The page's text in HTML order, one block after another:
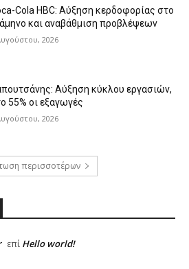
Cola HBC: Αύξηση κερδοφορίας στο
και αναβάθμιση προβλέψεων
2026
Αύξηση κύκλου εργασιών,
55% οι εξαγωγές
2026
περισσοτέρων
επί Hello world!